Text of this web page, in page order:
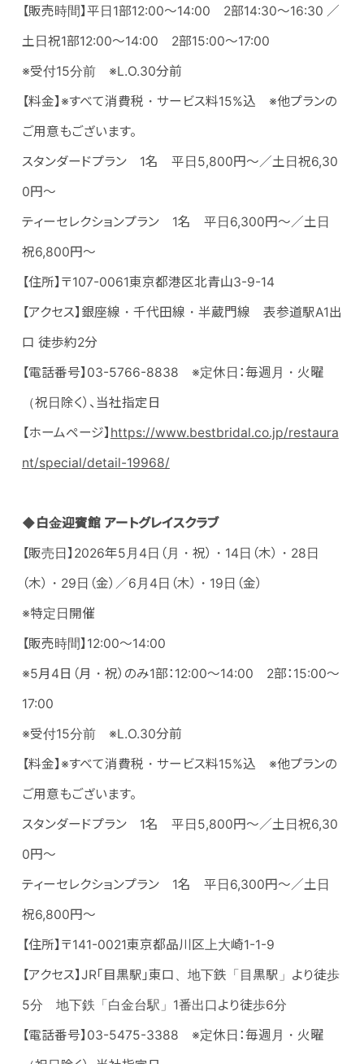
【販売時間】平日1部12:00～14:00 2部14:30～16:30 ／
土日祝1部12:00～14:00 2部15:00～17:00
※受付15分前 ※L.O.30分前
【料金】※すべて消費税・サービス料15%込 ※他プランの
ご用意もございます。
スタンダードプラン 1名 平日5,800円～／土日祝6,30
0円～
ティーセレクションプラン 1名 平日6,300円～／土日
祝6,800円～
【住所】〒107-0061東京都港区北青山3-9-14
【アクセス】銀座線・千代田線・半蔵門線 表参道駅A1出
口 徒歩約2分
【電話番号】03-5766-8838 ※定休日：毎週月・火曜
（祝日除く）、当社指定日
【ホームページ】 https://www.bestbridal.co.jp/restaura
nt/special/detail-19968/
◆白金迎賓館 アートグレイスクラブ
【販売日】2026年5月4日（月・祝）・14日（木）・28日
（木）・29日（金）／6月4日（木）・19日（金）
※特定日開催
【販売時間】12:00～14:00
※5月4日（月・祝）のみ1部：12:00～14:00 2部：15:00～
17:00
※受付15分前 ※L.O.30分前
【料金】※すべて消費税・サービス料15%込 ※他プランの
ご用意もございます。
スタンダードプラン 1名 平日5,800円～／土日祝6,30
0円～
ティーセレクションプラン 1名 平日6,300円～／土日
祝6,800円～
【住所】〒141-0021東京都品川区上大崎1-1-9
【アクセス】JR「目黒駅」東口、地下鉄「目黒駅」より徒歩
5分 地下鉄「白金台駅」1番出口より徒歩6分
【電話番号】03-5475-3388 ※定休日：毎週月・火曜